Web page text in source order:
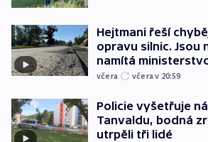
Hejtmani řeší
opravu silnic. Jsou
namítá
včera včera v 20:59
Policie vyšetřuje
Tanvaldu, bodná
utrpěli tři lidé